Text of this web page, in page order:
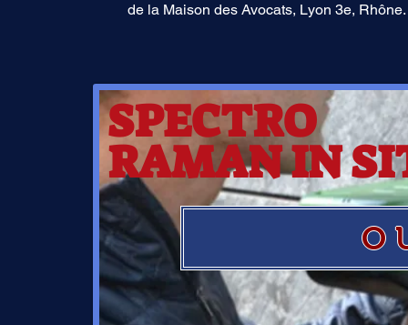
de la Maison des Avocats, Lyon 3e, Rhône.
SPECTRO
RAMAN IN